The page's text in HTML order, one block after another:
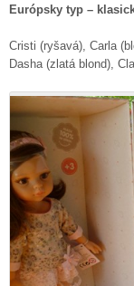
Európsky typ –
Cristi (ryšavá), Carla
Dasha (zlatá blond),